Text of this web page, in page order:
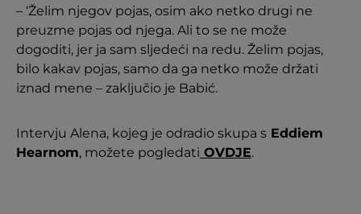
– ‘Želim njegov pojas, osim ako netko drugi ne
preuzme pojas od njega. Ali to se ne može
dogoditi, jer ja sam sljedeći na redu. Želim pojas,
bilo kakav pojas, samo da ga netko može držati
iznad mene – zaključio je Babić.
Intervju Alena, kojeg je odradio skupa s Eddiem
Hearnom, možete pogledati OVDJE.